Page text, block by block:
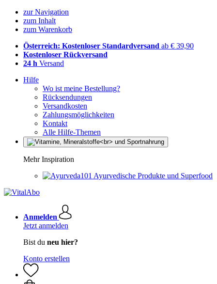
zur Navigation
zum Inhalt
zum Warenkorb
Österreich: Kostenloser Standardversand ab € 39,90
Kostenloser Rückversand
24 h Versand
Hilfe
Wo ist meine Bestellung?
Rücksendungen
Versandkosten
Zahlungsmöglichkeiten
Kontakt
Alle Hilfe-Themen
Mehr Inspiration
Ayurvedische Produkte und Superfood
Anmelden
Jetzt anmelden
Bist du neu hier?
Konto erstellen